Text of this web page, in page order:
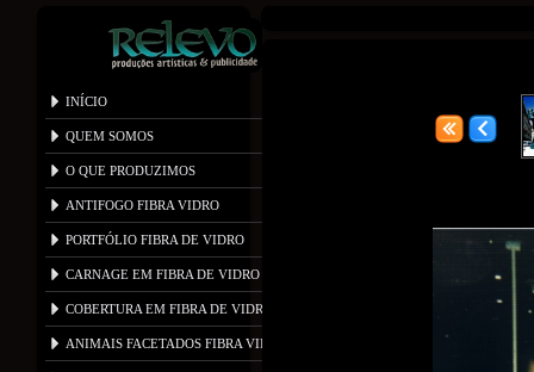
INÍCIO
QUEM SOMOS
O QUE PRODUZIMOS
ANTIFOGO FIBRA VIDRO
PORTFÓLIO FIBRA DE VIDRO
CARNAGE EM FIBRA DE VIDRO
COBERTURA EM FIBRA DE VIDRO
ANIMAIS FACETADOS FIBRA VIDRO